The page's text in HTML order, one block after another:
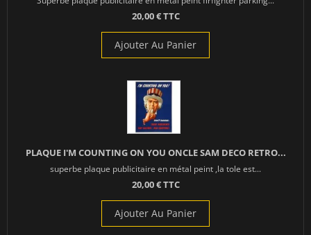
20,00 € TTC
Ajouter Au Panier
PLAQUE I'M COUNTING ON YOU ONCLE SAM DECO RETRO...
superbe plaque publicitaire en métal peint ,la tole est...
20,00 € TTC
Ajouter Au Panier